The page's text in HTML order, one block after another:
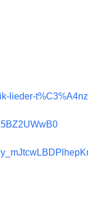
lieder-